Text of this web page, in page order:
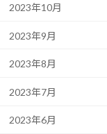
2023年10月
2023年9月
2023年8月
2023年7月
2023年6月